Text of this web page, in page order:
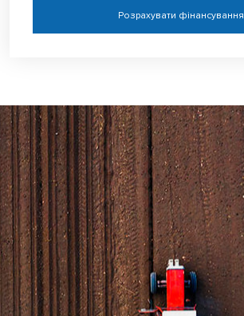
Розрахувати фінансування